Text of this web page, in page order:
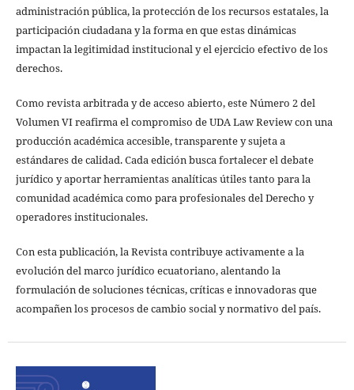
administración pública, la protección de los recursos estatales, la
participación ciudadana y la forma en que estas dinámicas
impactan la legitimidad institucional y el ejercicio efectivo de los
derechos.
Como revista arbitrada y de acceso abierto, este Número 2 del
Volumen VI reafirma el compromiso de UDA Law Review con una
producción académica accesible, transparente y sujeta a
estándares de calidad. Cada edición busca fortalecer el debate
jurídico y aportar herramientas analíticas útiles tanto para la
comunidad académica como para profesionales del Derecho y
operadores institucionales.
Con esta publicación, la Revista contribuye activamente a la
evolución del marco jurídico ecuatoriano, alentando la
formulación de soluciones técnicas, críticas e innovadoras que
acompañen los procesos de cambio social y normativo del país.